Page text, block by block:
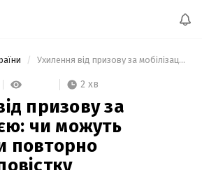
Ухилення від призову за мобілізацією: чи можуть порушники повторно отримати повістку
2 хв
призову за
чи можуть
повторно